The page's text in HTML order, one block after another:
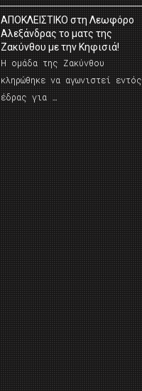
AΠΟΚΛΕΙΣΤΙΚΟ στη Λεωφόρο
Αλεξάνδρας το ματς της
Ζακύνθου με την Κηφισιά!
Η ομάδα της Ζακύνθου
κληρώθηκε να αγωνιστεί εντός
έδρας για …